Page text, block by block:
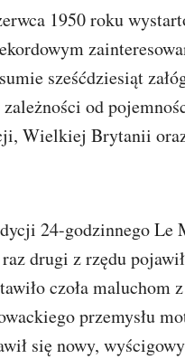
1950 roku
sześćdziesiąt
od
Wielkiej Brytanii
24-godzinnego
drugi z rzędu
czoła maluchom
przemysłu
się nowy,